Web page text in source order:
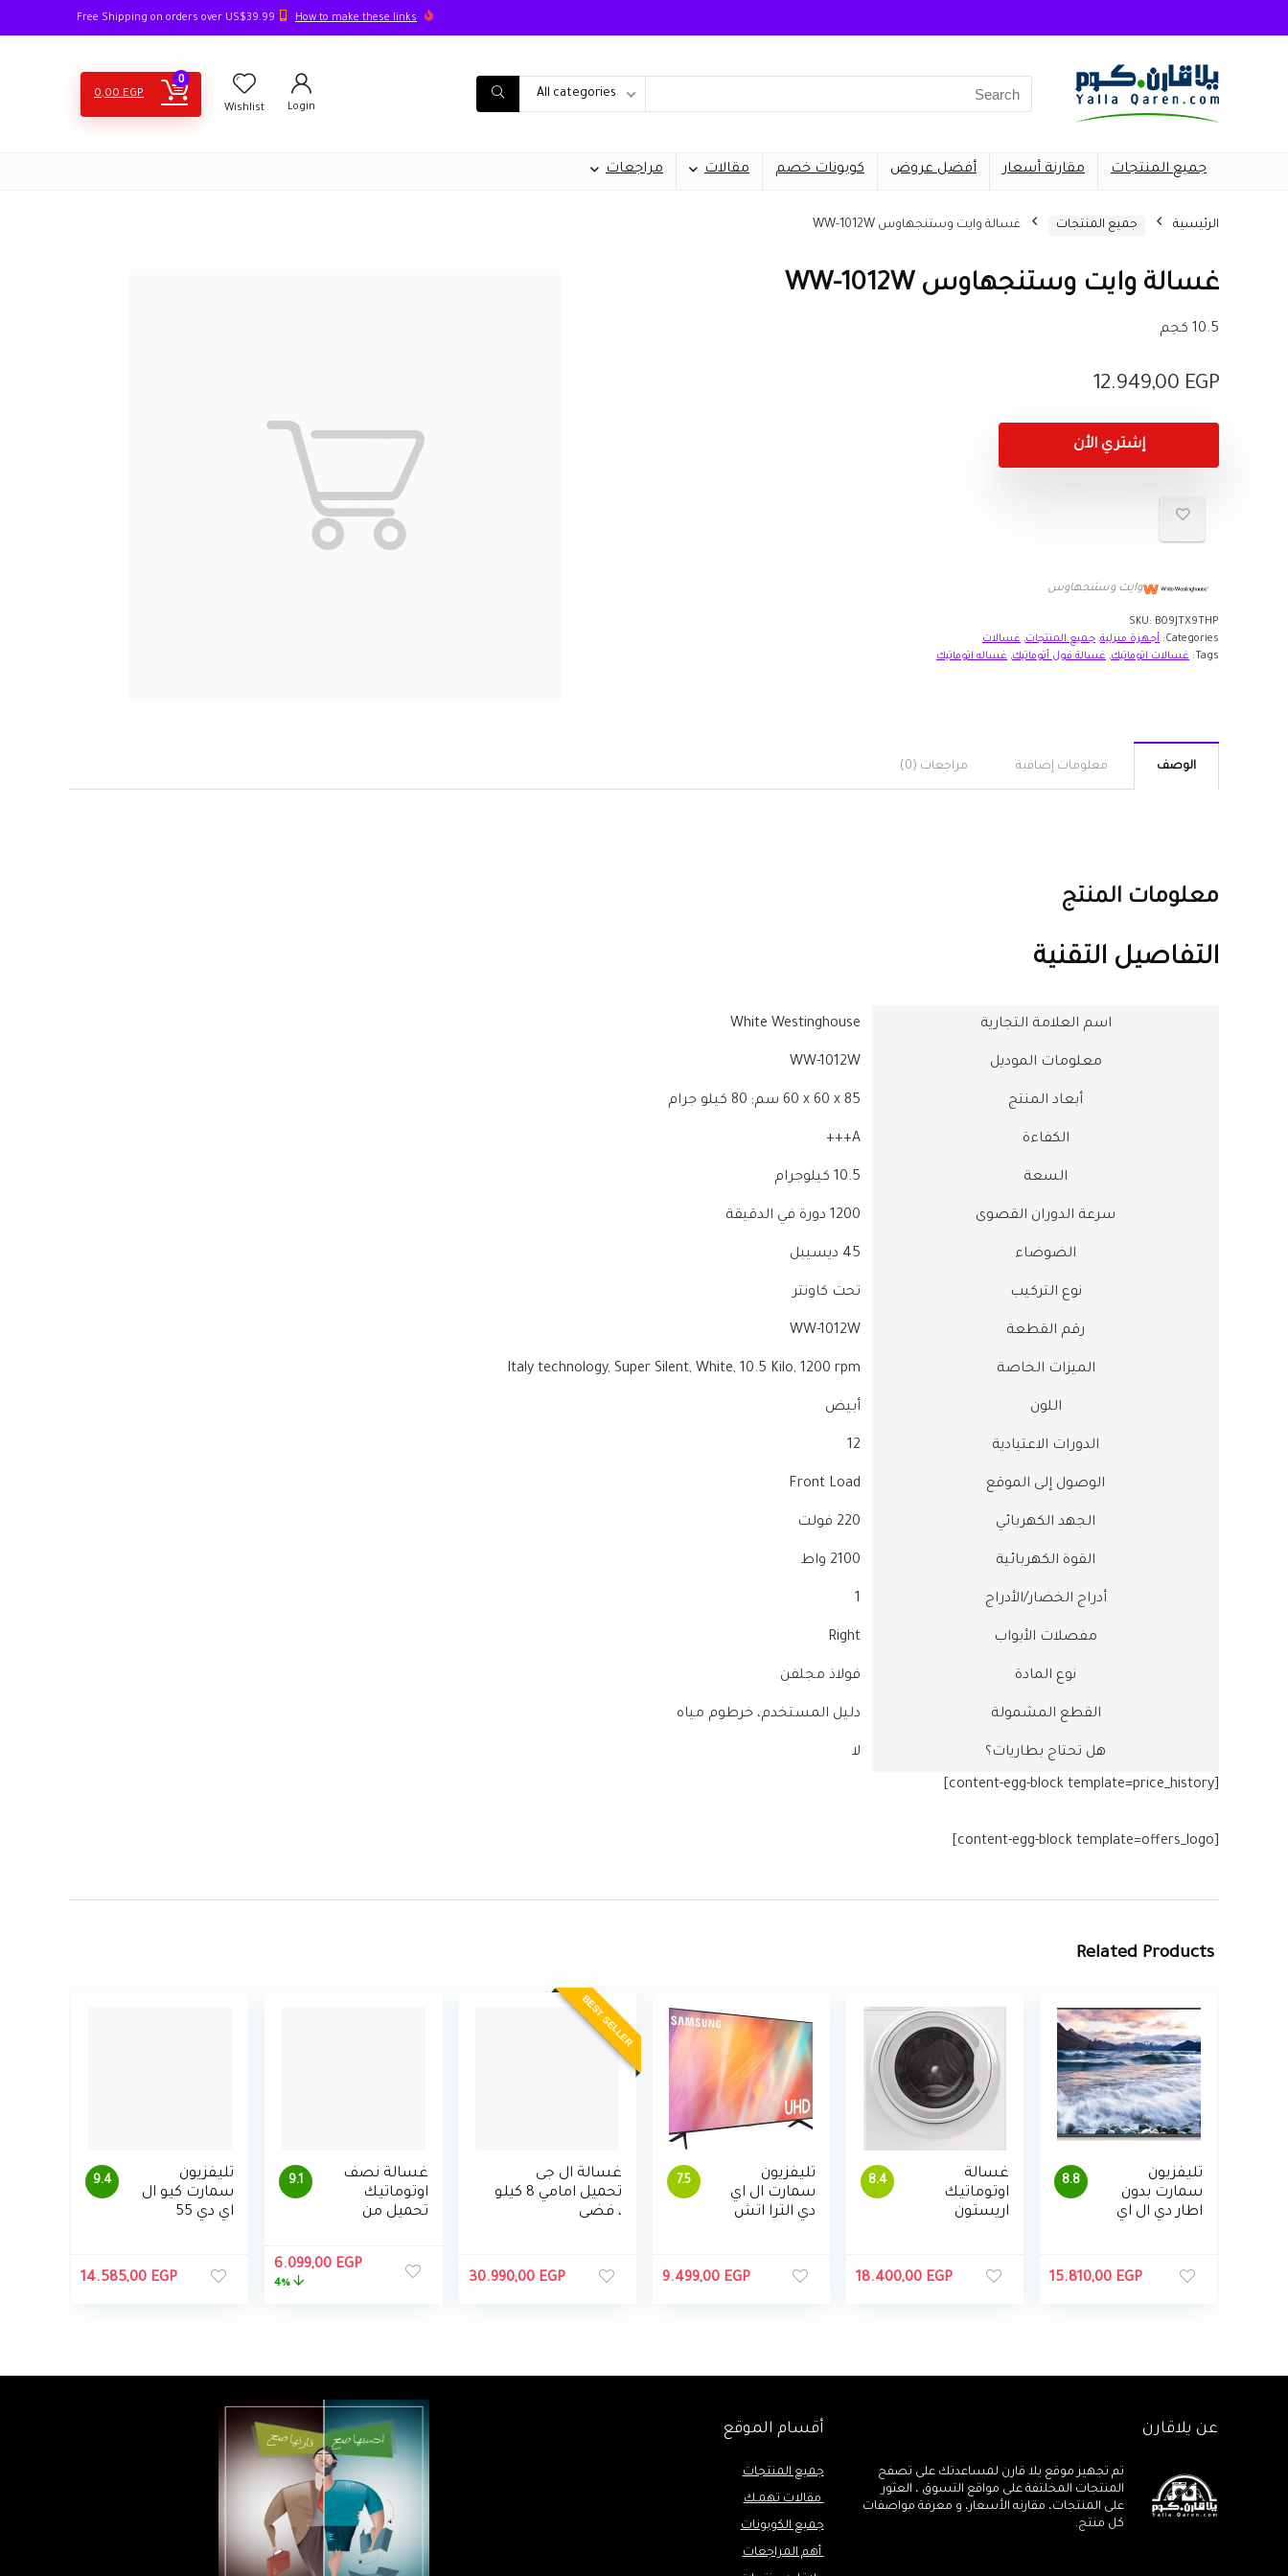
How to make these links
for:
All categories
Login
Wishlist
0
0,00 EGP
جميع المنتجات مقارنة أسعار أفضل عروض كوبونات خصم مقالات مراجعات
الرئيسية جميع المنتجات غسالة وايت وستنجهاوس WW-1012W
غسالة وايت وستنجهاوس WW-1012W
10.5 كجم
12.949,00 EGP
إشتري الأن
وايت وستنجهاوس
SKU: B09JTX9THP
Categories:
أجهزة منزلية, جميع المنتجات, غسالات
Tags:
غسالات اتوماتيك, غسالة فول أتوماتيك, غساله اتوماتيك
الوصف معلومات إضافية مراجعات (0)
معلومات المنتج
التفاصيل التقنية
اسم العلامة التجارية ‎White Westinghouse
معلومات الموديل ‎WW-1012W
أبعاد المنتج ‎60 x 60 x 85 سم; 80 كيلو جرام
الكفاءة ‎A+++
السعة ‎10.5 كيلوجرام
سرعة الدوران القصوى ‎1200 دورة في الدقيقة
الضوضاء ‎45 ديسيبل
نوع التركيب
رقم القطعة ‎WW-1012W
الميزات الخاصة ‎Italy technology, Super Silent, White, 10.5 Kilo, 1200 rpm
اللون
الدورات الاعتيادية ‎12
الوصول إلى الموقع ‎Front Load
الجهد الكهربائي ‎220 فولت
القوة الكهربائية ‎2100 واط
أدراج الخضار/الأدراج ‎1
مفصلات الأبواب ‎Right
نوع المادة
القطع المشمولة
هل تحتاج بطاريات؟
[content-egg-block template=price_history]
[content-egg-block template=offers_logo]
Related Products
8.8
تليفزيون
سمارت بدون
اطار دي ال اي
مدمج من
15.810,00 EGP
8.4
غسالة
اوتوماتيك
اريستون
سعة 7 كيلو
18.400,00 EGP
7.5
تليفزيون
سمارت ال اي
دي الترا اتش
ريسيفر مدمج
9.499,00 EGP
BEST SELLER
غسالة ال جى
تحميل امامي 8 كيلو
، فضى
30.990,00 EGP
9.1
غسالة نصف
اوتوماتيك
تحميل من
السعر6.099,00 EGP
السعر
الحالي
4%
9.4
تليفزيون
سمارت كيو ال
اي دي 55
بريسيفر مدمج
14.585,00 EGP
عن يلاقارن
تم تجهيز موقع يلا قارن لمساعدتك على تصفح
المنتجات المخلتفة على مواقع التسوق ، العثور
على المنتجات، مقارنه الأسعار، و معرفة مواصفات
كل منتج.
أقسام الموقع
جميع المنتجات
مقالات تهمـك
جميع الكوبونات
أهم المراجعات